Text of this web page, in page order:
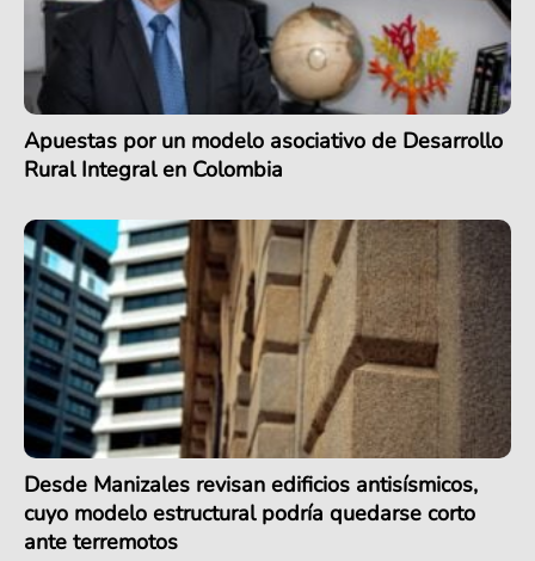
Apuestas por un modelo asociativo de Desarrollo
Rural Integral en Colombia
Desde Manizales revisan edificios antisísmicos,
cuyo modelo estructural podría quedarse corto
ante terremotos